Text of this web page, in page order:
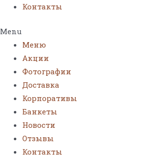
Контакты
Menu
Меню
Акции
Фотографии
Доставка
Корпоративы
Банкеты
Новости
Отзывы
Контакты